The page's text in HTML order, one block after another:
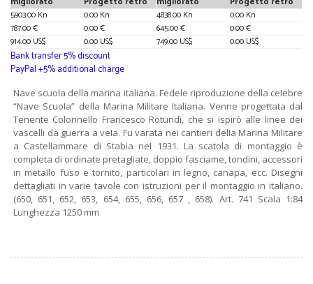
5903.00 Kn
0.00 Kn
787.00 €
0.00 €
914.00 US$
0.00 US$
4838.00 Kn
0.00 Kn
645.00 €
0.00 €
749.00 US$
0.00 US$
Bank transfer 5% discount
PayPal +5% additional charge
Nave scuola della marina italiana. Fedele riproduzione della ceIebre
“Nave ScuoIa” della Marina Militare Italiana. Venne progettata dal
Tenente Colonnello Francesco Rotundi, che si ispirò alle Iinee dei
vascelli da guerra a veIa. Fu varata nei cantieri delIa Marina Militare
a CastelIammare di Stabia neI 1931. La scatola di montaggio è
compIeta di ordinate pretagIiate, doppio fasciame, tondini, accessori
in metaIlo fuso e tornito, particolari in legno, canapa, ecc. Disegni
dettagliati in varie tavole con istruzioni per il montaggio in italiano.
(650, 651, 652, 653, 654, 655, 656, 657 , 658). Art. 741 Scala 1:84
Lunghezza 1250 mm